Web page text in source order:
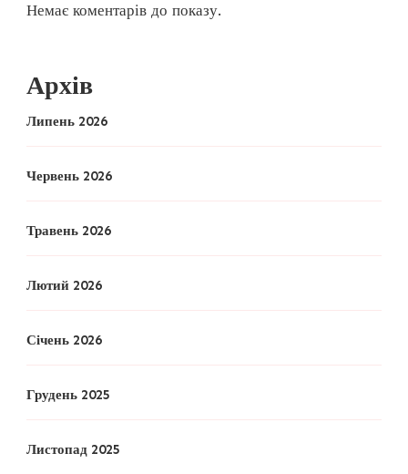
Немає коментарів до показу.
Архів
Липень 2026
Червень 2026
Травень 2026
Лютий 2026
Січень 2026
Грудень 2025
Листопад 2025